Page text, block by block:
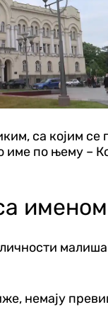
са којим се
име по њему
немају